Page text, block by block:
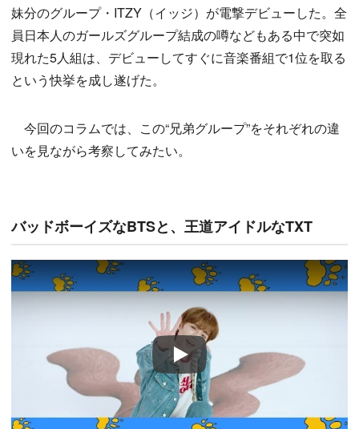
妹分のグループ・ITZY（イッジ）が電撃デビューした。全
員日本人のガールズグループ結成の噂などもある中で突如
現れた5人組は、デビューしてすぐに音楽番組で1位を取る
という快挙を成し遂げた。
今回のコラムでは、この“兄弟グループ”をそれぞれの違
いを見ながら考察してみたい。
バッドボーイズなBTSと、王道アイドルなTXT
Play